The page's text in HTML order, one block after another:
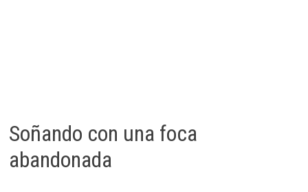
Soñando con una foca
abandonada